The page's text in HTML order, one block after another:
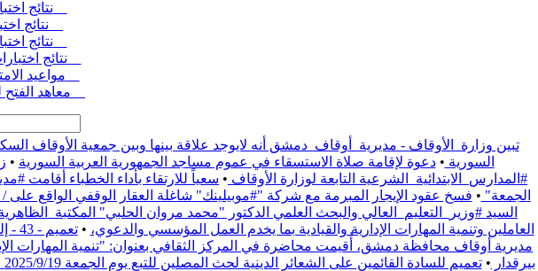
تبين وزارة_الأوقاف - مديرية_أوقاف_دمشق أنه لايوجد علاقة بينها وبين جمعية الأوقاف
السورية • دعوة لإقامة صلاة الاستسقاء في عموم مساجد الجمهورية العربية السورية •
#المدارس_الابتدائية_الشرعية التابعة لوزارة الأوقاف • سعياً للارتقاء بأداء الخطباء
الجمعة" • فسخ عقود الإيجار المبرمة مع شركة "#موبيلينك" شاغلة العقار الوقفي الواقع على / 1191/ منطقة الصالحية جادة_ مقابل فندق أمية،
السيد #وزير_التعليم_العالي والبحث العلمي الدكتور "محمد مروان الحلبي"
العاملين وتنمية المهارات الإدارية والقيادية بما يخدم العمل المؤسسي والدعوي، • تعميم - 43 - إلى القائمين بالشعائر الدينية في مساجد دمشق
مديرية أوقاف محافظة دمشق، أُقيمت محاضرة في المركز الثقافي بعنوان: "تنمية المهارات
بيرقدار • تعميم للسادة القائمين على الشعائر الدينية لحث المصلين للتبع يوم الجمعة 2025/9/19 لدعم الفعالية المجتمعية التي تقيمها محافظة ريف دمشق بعنوان "ريفنا بيستاهل"